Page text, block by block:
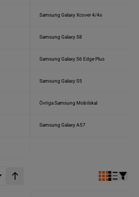
Samsung Galaxy Xcover 4/4s
Samsung Galaxy S8
Samsung Galaxy S6 Edge Plus
Samsung Galaxy S5
Övriga Samsung Mobilskal
Samsung Galaxy A57
Stigande ordning